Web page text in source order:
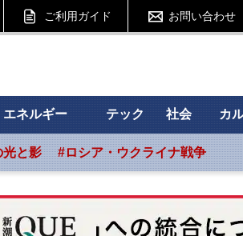
ご利用ガイド お問い合わせ
エネルギー テック 社会 カ
光と影 #ロシア・ウクライナ戦争